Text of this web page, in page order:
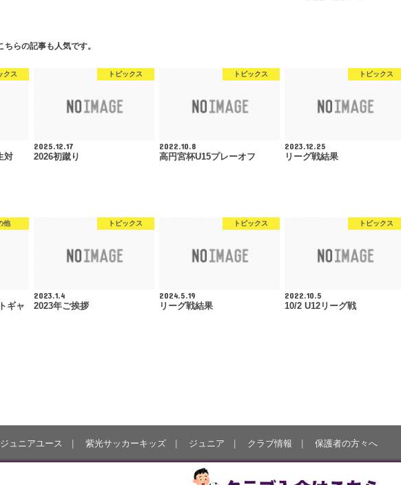
ちらの記事も人気です。
クス
対
トピックス
2025.12.17
2026初蹴り
トピックス
2022.10.8
高円宮杯U15プレーオフ
トピックス
2023.12.25
リーグ戦結果
他
ギャ
トピックス
2023.1.4
2023年ご挨拶
トピックス
2024.5.19
リーグ戦結果
トピックス
2022.10.5
10/2 U12リーグ戦
ジュニアユース 紫光サッカーキッズ ジュニア クラブ情報 保護者の方々へ